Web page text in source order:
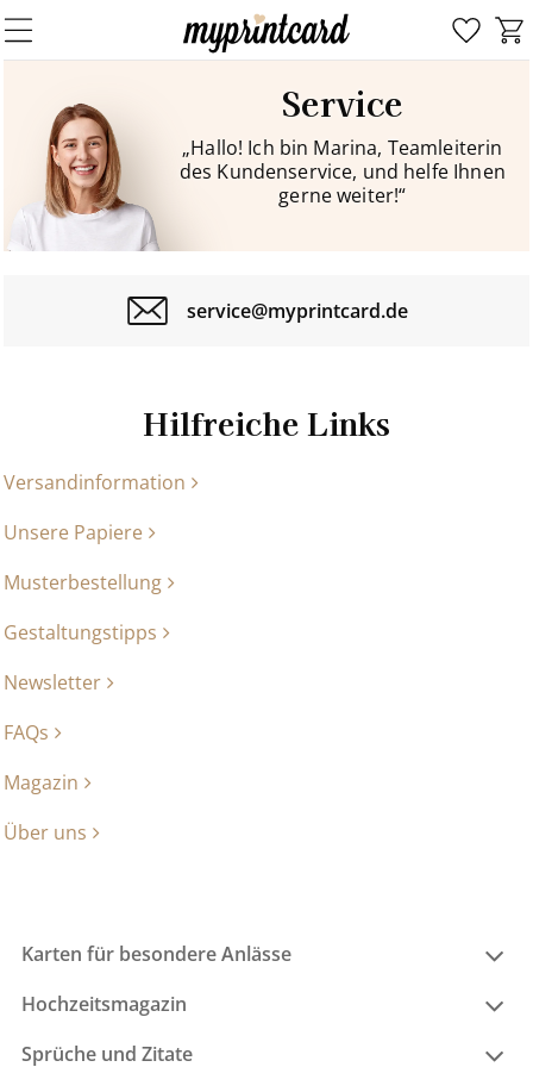
Service
„Hallo! Ich bin Marina, Teamleiterin
des Kundenservice, und helfe Ihnen
gerne weiter!“
service@myprintcard.de
Hilfreiche Links
Versandinformation
Unsere Papiere
Musterbestellung
Gestaltungstipps
Newsletter
FAQs
Magazin
Über uns
Karten für besondere Anlässe
Hochzeitsmagazin
Sprüche und Zitate